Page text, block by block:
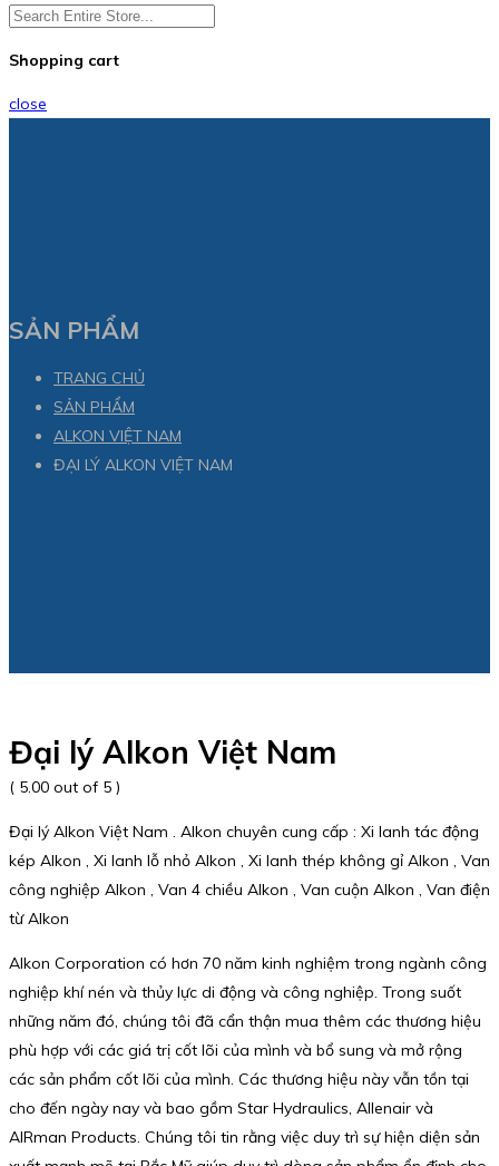
Shopping cart
close
SẢN PHẨM
TRANG CHỦ
SẢN PHẨM
ALKON VIỆT NAM
ĐẠI LÝ ALKON VIỆT NAM
Đại lý Alkon Việt Nam
( 5.00 out of 5 )
Đại lý Alkon Việt Nam . Alkon chuyên cung cấp : Xi lanh tác động
kép Alkon , Xi lanh lỗ nhỏ Alkon , Xi lanh thép không gỉ Alkon , Van
công nghiệp Alkon , Van 4 chiều Alkon , Van cuộn Alkon , Van điện
từ Alkon
Alkon Corporation có hơn 70 năm kinh nghiệm trong ngành công
nghiệp khí nén và thủy lực di động và công nghiệp. Trong suốt
những năm đó, chúng tôi đã cẩn thận mua thêm các thương hiệu
phù hợp với các giá trị cốt lõi của mình và bổ sung và mở rộng
các sản phẩm cốt lõi của mình. Các thương hiệu này vẫn tồn tại
cho đến ngày nay và bao gồm Star Hydraulics, Allenair và
AIRman Products. Chúng tôi tin rằng việc duy trì sự hiện diện sản